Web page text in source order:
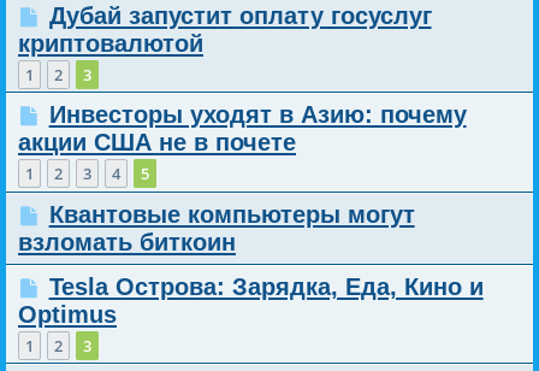
Дубай запустит оплату госуслуг
криптовалютой
1 2 3
Инвесторы уходят в Азию: почему
акции США не в почете
1 2 3 4 5
Квантовые компьютеры могут
взломать биткоин
Tesla Острова: Зарядка, Еда, Кино и
Optimus
1 2 3